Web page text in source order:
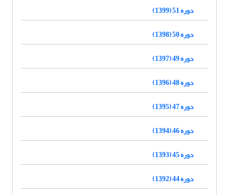
دوره 51 (1399)
دوره 50 (1398)
دوره 49 (1397)
دوره 48 (1396)
دوره 47 (1395)
دوره 46 (1394)
دوره 45 (1393)
دوره 44 (1392)